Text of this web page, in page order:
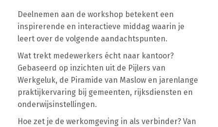
Deelnemen aan de workshop betekent een
inspirerende en interactieve middag waarin je
leert over de volgende aandachtspunten.
Wat trekt medewerkers écht naar kantoor?
Gebaseerd op inzichten uit de Pijlers van
Werkgeluk, de Piramide van Maslow en jarenlange
praktijkervaring bij gemeenten, rijksdiensten en
onderwijsinstellingen.
Hoe zet je de werkomgeving in als verbinder? Van